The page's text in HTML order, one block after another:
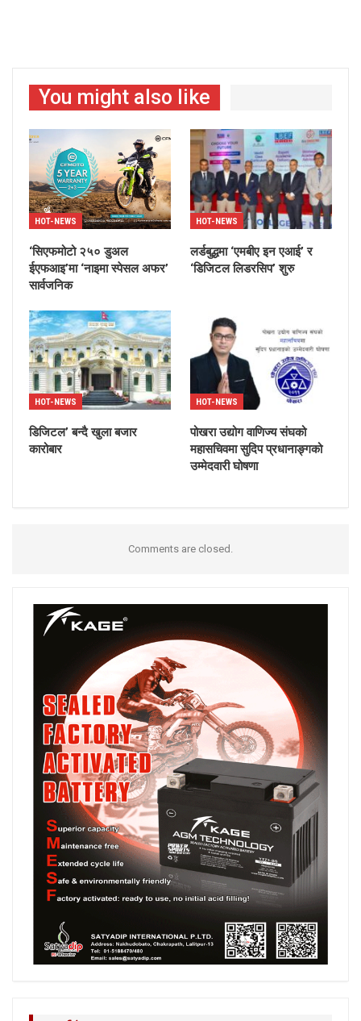
You might also like
HOT-NEWS
‘सिएफमोटो २५० डुअल
ईएफआइ’मा ‘नाइमा स्पेसल अफर’
सार्वजनिक
HOT-NEWS
लर्डबुद्धमा ‘एमबीए इन एआई’ र
‘डिजिटल लिडरसिप’ शुरु
HOT-NEWS
डिजिटल’ बन्दै खुला बजार
कारोबार
HOT-NEWS
पोखरा उद्योग वाणिज्य संघको
महासचिवमा सुदिप प्रधानाङ्गको
उम्मेदवारी घोषणा
Comments are closed.